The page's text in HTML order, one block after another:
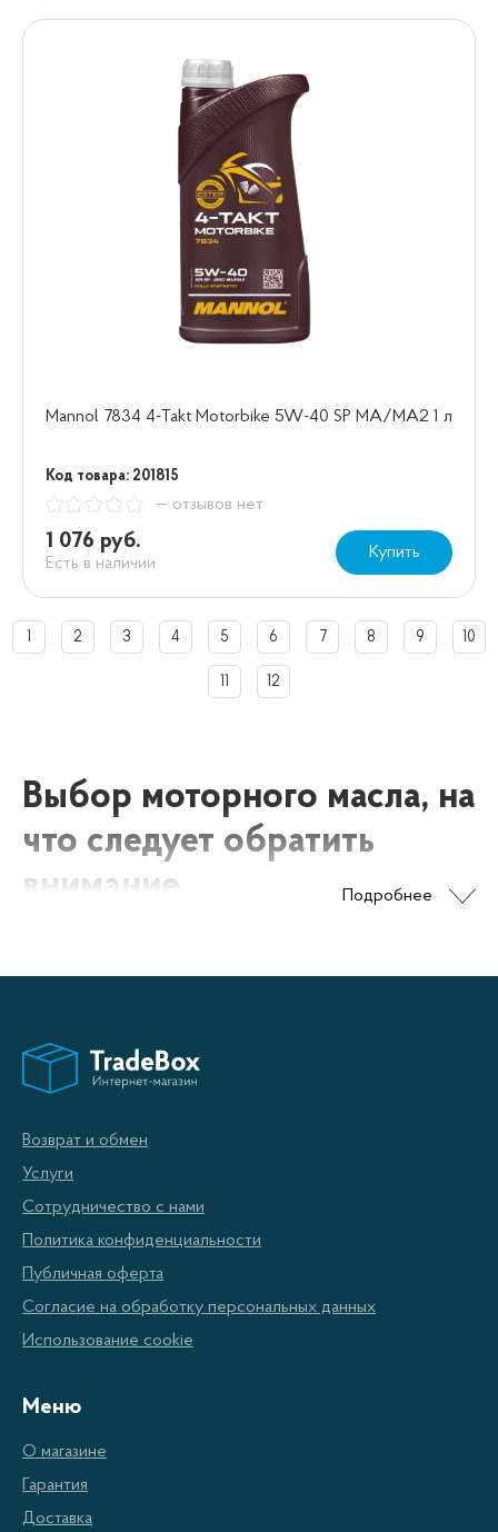
Mannol 7834 4-Takt Motorbike 5W-40 SP МА/МА2 1 л
Код товара: 201815
— отзывов нет
1 076 руб.
Есть в наличии
Купить
1 2 3 4 5 6 7 8 9 10
11 12
Подробнее
Выбор моторного масла, на
что следует обратить
внимание.
растет, а, следовательно, растет и потребность в
обслуживании этого самого транспорта. Основной
дополнительные требования (спецификации) к качеству и
имеют свои допуски и обозначения. Так же в настоящий
момент существует единственная признанная во всем
Возврат и обмен
Услуги
Сотрудничество с нами
Политика конфиденциальности
Публичная оферта
Согласие на обработку персональных данных
Использование cookie
Меню
О магазине
Гарантия
Доставка